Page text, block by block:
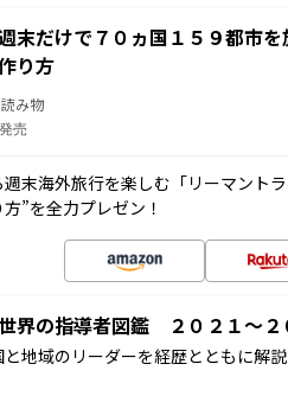
末だけで７０ヵ国１５９都市
り方
み物
売
末海外旅行を楽しむ「リーマント
”を全力プレゼン！
界の指導者図鑑 ２０２１～２
と地域のリーダーを経歴とともに解説